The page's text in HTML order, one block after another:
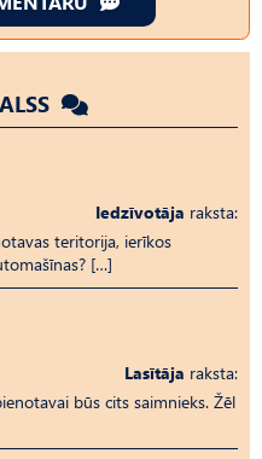
Iedzīvotāja raksta:
teritorija, ierīkos
[…]
Lasītāja raksta:
būs cits saimnieks. Žēl